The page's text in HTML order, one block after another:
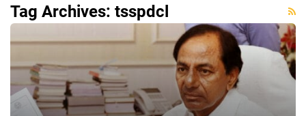
Tag Archives: tsspdcl